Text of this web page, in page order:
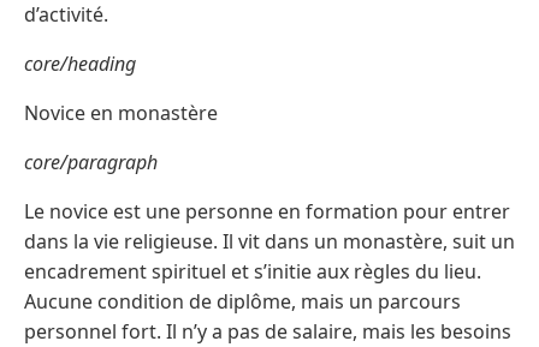
d’activité.
core/heading
Novice en monastère
core/paragraph
Le novice est une personne en formation pour entrer
dans la vie religieuse. Il vit dans un monastère, suit un
encadrement spirituel et s’initie aux règles du lieu.
Aucune condition de diplôme, mais un parcours
personnel fort. Il n’y a pas de salaire, mais les besoins